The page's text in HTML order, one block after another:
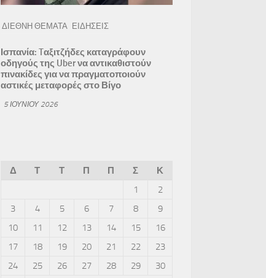
ΔΙΕΘΝΗ ΘΕΜΑΤΑ ΕΙΔΗΣΕΙΣ
Ισπανία: Tαξιτζήδες καταγράφουν
οδηγούς της Uber να αντικαθιστούν
πινακίδες για να πραγματοποιούν
αστικές μεταφορές στο Βίγο
5 ΙΟΥΝΊΟΥ 2026
Δ Τ Τ Π Π Σ
Κ
1
2
3
4 5 6 7 8
9
10
11 12 13 14 15
16
17
18 19 20 21 22
23
24
25 26 27 28 29
30